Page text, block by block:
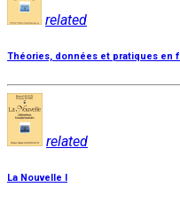
related
Théories, données et pratiques en
related
La Nouvelle I